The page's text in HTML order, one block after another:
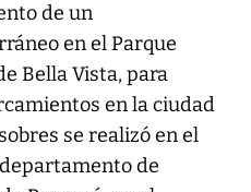
de un
en el Parque
Bella Vista, para
en la ciudad
se realizó en el
de